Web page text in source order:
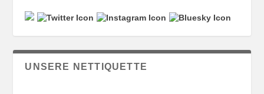
UNSERE NETTIQUETTE